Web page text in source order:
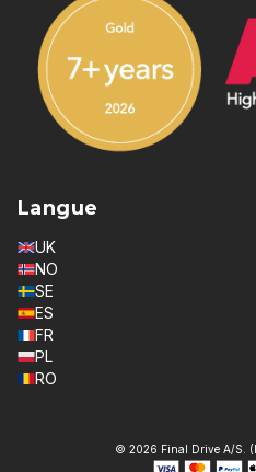
Langue
UK
NO
SE
ES
FR
PL
RO
© 2026 Final Drive A/S.